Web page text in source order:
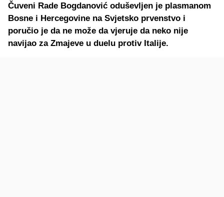
Čuveni Rade Bogdanović oduševljen je plasmanom
Bosne i Hercegovine na Svjetsko prvenstvo i
poručio je da ne može da vjeruje da neko nije
navijao za Zmajeve u duelu protiv Italije.